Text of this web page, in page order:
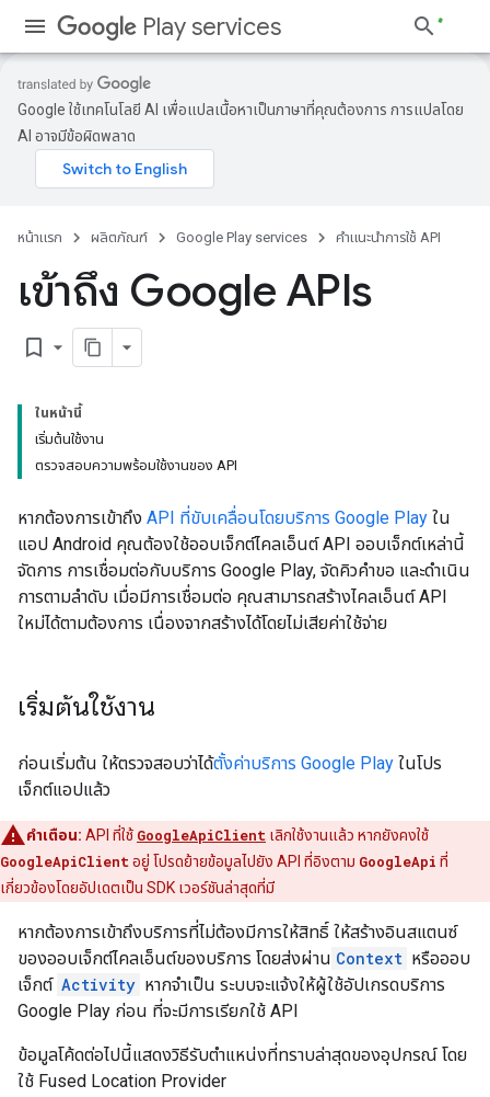
Play services
Google ใช้เทคโนโลยี AI เพื่อแปลเนื้อหาเป็นภาษาที่คุณต้องการ การแปลโดย
AI อาจมีข้อผิดพลาด
หน้าแรก ผลิตภัณฑ์ Google Play services คำแนะนำการใช้ API
เข้าถึง Google APIs
bookmark_border
ในหน้านี้
เริ่มต้นใช้งาน
ตรวจสอบความพร้อมใช้งานของ API
หากต้องการเข้าถึง API ที่ขับเคลื่อนโดยบริการ Google Play ใน
แอป Android คุณต้องใช้ออบเจ็กต์ไคลเอ็นต์ API ออบเจ็กต์เหล่านี้
จัดการ การเชื่อมต่อกับบริการ Google Play, จัดคิวคำขอ และดำเนิน
การตามลำดับ เมื่อมีการเชื่อมต่อ คุณสามารถสร้างไคลเอ็นต์ API
ใหม่ได้ตามต้องการ เนื่องจากสร้างได้โดยไม่เสียค่าใช้จ่าย
เริ่มต้นใช้งาน
ก่อนเริ่มต้น ให้ตรวจสอบว่าได้ตั้งค่าบริการ Google Play ในโปร
เจ็กต์แอปแล้ว
คำเตือน: API ที่ใช้ GoogleApiClient เลิกใช้งานแล้ว หากยังคงใช้
GoogleApiClient อยู่ โปรดย้ายข้อมูลไปยัง API ที่อิงตาม GoogleApi ที่
เกี่ยวข้องโดยอัปเดตเป็น SDK เวอร์ชันล่าสุดที่มี
หากต้องการเข้าถึงบริการที่ไม่ต้องมีการให้สิทธิ์ ให้สร้างอินสแตนซ์
ของออบเจ็กต์ไคลเอ็นต์ของบริการ โดยส่งผ่าน Context หรือออบ
เจ็กต์ Activity หากจำเป็น ระบบจะแจ้งให้ผู้ใช้อัปเกรดบริการ
Google Play ก่อน ที่จะมีการเรียกใช้ API
ข้อมูลโค้ดต่อไปนี้แสดงวิธีรับตำแหน่งที่ทราบล่าสุดของอุปกรณ์ โดย
ใช้ Fused Location Provider